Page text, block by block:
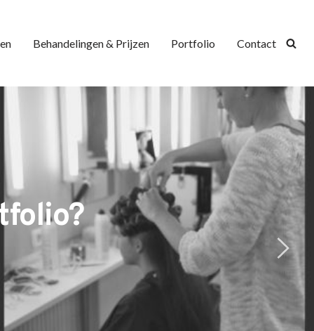
Behandelingen & Prijzen Portfolio Contact